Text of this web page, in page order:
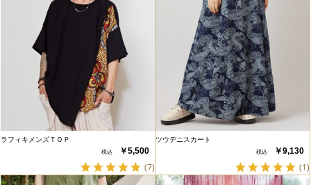
ラフィキメンズＴＯＰ
￥5,500
(7)
ツウデニスカート
￥9,130
(1)